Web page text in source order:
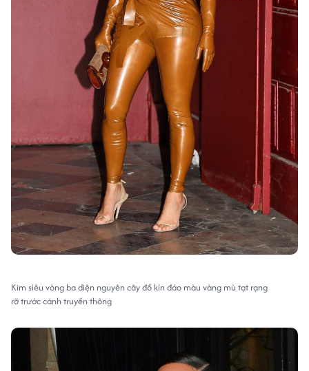
Kim siêu vòng ba diện nguyên cây đồ kín đáo màu vàng mù tạt rạng
rỡ trước cánh truyền thông